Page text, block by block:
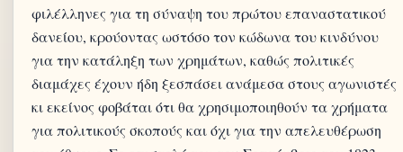
φιλέλληνες για τη σύναψη του πρώτου επαναστατικού
δανείου, κρούοντας ωστόσο τον κώδωνα του κινδύνου
για την κατάληξη των χρημάτων, καθώς πολιτικές
διαμάχες έχουν ήδη ξεσπάσει ανάμεσα στους αγωνιστές
κι εκείνος φοβάται ότι θα χρησιμοποιηθούν τα χρήματα
για πολιτικούς σκοπούς και όχι για την απελευθέρωση